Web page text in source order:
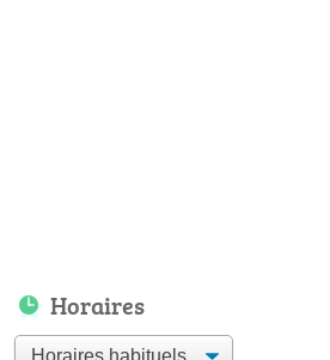
Horaires